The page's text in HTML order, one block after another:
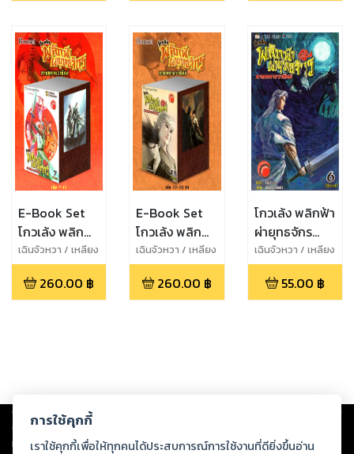
E-Book Set
โกวเล้ง พลิกฟ้า
ผ่ายุทธจักร
ภาคทลาย
ราชันย์ เล่ม 7-
เฉินจัวหวา / เหลียง
กวงหมิง
260.00 ฿
E-Book Set
โกวเล้ง พลิกฟ้า
ผ่ายุทธจักร
ภาคทลาย
ราชันย์ เล่ม 13
เฉินจัวหวา / เหลียง
กวงหมิง
260.00 ฿
โกวเล้ง พลิกฟ้า
ผ่ายุทธจักร
ภาคทลาย
ราชันย์ เล่ม 6
เฉินจัวหวา / เหลียง
กวงหมิง
55.00 ฿
Copyright © 2026
ต่อผลงานหรือเนื้อหาใดที่อัปโหลดผ่านเว็บไซต์และปรากฏว่าละเมิดสิทธิใน
ทรัพย์สินทางปัญญาของบุคคลอื่นหรือขัดต่อกฎหมายและศีลธรรม ดังนั้น ผู้อ่าน
การใช้คุกกี้
เราใช้คุกกี้เพื่อให้ทุกคนได้ประสบการณ์การใช้งานที่ดียิ่งขึ้นอ่าน